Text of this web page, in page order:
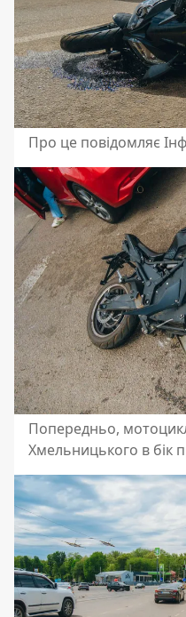
Про це повідомляє
Попередньо,
Хмельницького в бік